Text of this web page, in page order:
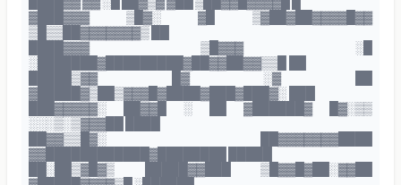
▓███▓▓▓ ▒█▓░ ▓█ ▒▓██▓██▓▓▓▓█▓▓
▒█▒▒██▓▓▓▓▓▓▓▒ ██
████▓▓▓ ▒█▓▓▓ ░█
░███████▓█████████▓██▓▓██▓▓▒▒█ ██
█████▒▓▓ █▓ ░▓ ██
▓█████▓▒██▒▓▓▓█▓████▓███▓███▓░ ███
███▓▓▓▓▓░ ██▓▓█ ░ ██ ▓██████▓ █▓░▒▒
░░░▒░▒▓▓▓██ ████
██▓▓▒▒█▓░ ██▓▓▓▓▓▓▓████
▓▓████████████▓████████ █████
██░██▒▓█▓▒ █████▓▓███ ▒█▓▓█▓██░▓▓██